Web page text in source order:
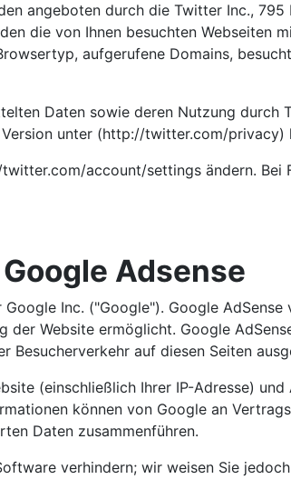
angeboten durch die Twitter Inc., 795
die von Ihnen besuchten Webseiten
aufgerufene Domains,
Daten sowie deren Nutzung durch
unter (http://twitter.com/privacy)
account/settings ändern. Bei
Adsense
Inc. ("Google"). Google
Website ermöglicht. Google
Besucherverkehr auf diesen Seiten
(einschließlich Ihrer IP-Adresse)
können von Google an
Daten zusammenführen.
verhindern; wir weisen Sie